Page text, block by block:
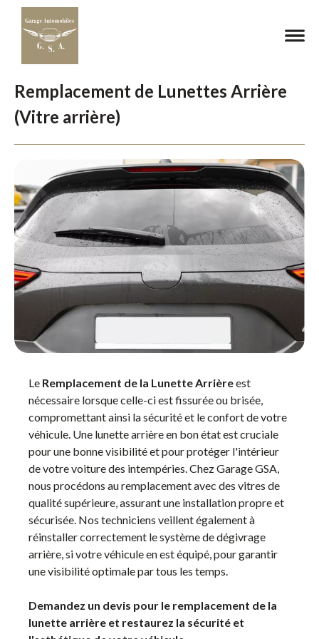
Remplacement de Lunettes Arrière
(Vitre arrière)
Le Remplacement de la Lunette Arrièreest
nécessaire lorsque celle-ci est fissurée ou brisée,
compromettant ainsi la sécurité et le confort de votre
véhicule. Une lunette arrière en bon état est cruciale
pour une bonne visibilité et pour protéger l'intérieur
de votre voiture des intempéries. Chez Garage GSA,
nous procédons au remplacement avec des vitres de
qualité supérieure, assurant une installation propre et
sécurisée. Nos techniciens veillent également à
réinstaller correctement le système de dégivrage
arrière, si votre véhicule en est équipé, pour garantir
une visibilité optimale par tous les temps.
Demandez un devis pour le remplacement de la
lunette arrière et restaurez la sécurité et